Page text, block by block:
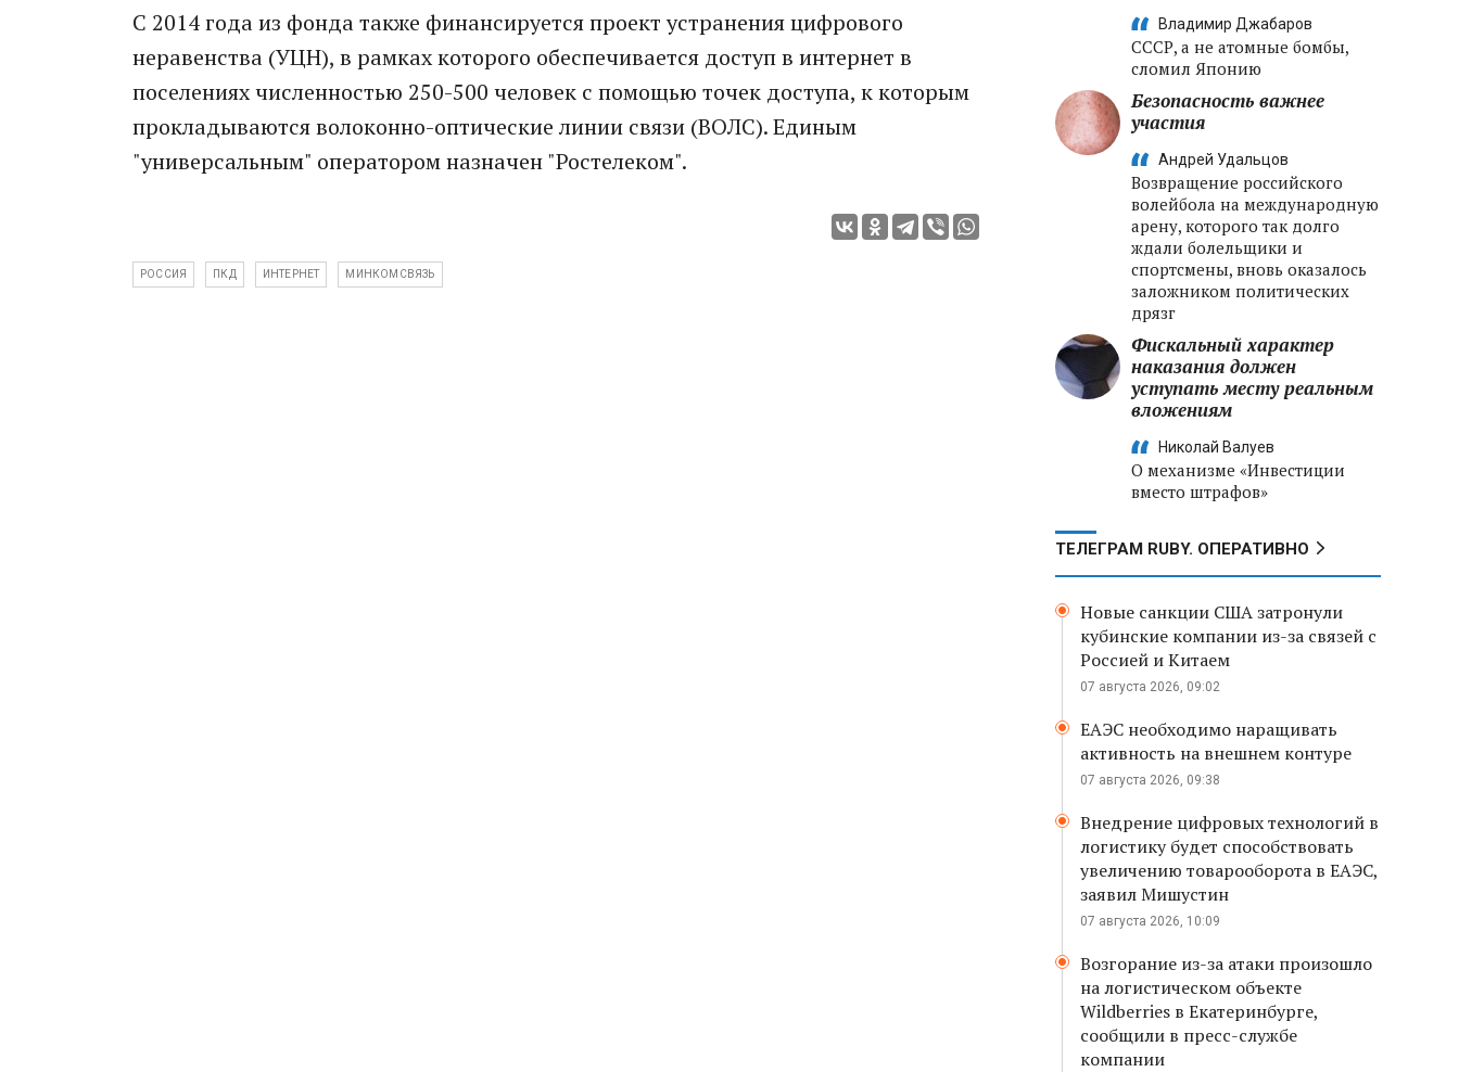
С 2014 года из фонда также финансируется проект устранения цифрового
неравенства (УЦН), в рамках которого обеспечивается доступ в интернет в
поселениях численностью 250-500 человек с помощью точек доступа, к которым
прокладываются волоконно-оптические линии связи (ВОЛС). Единым
"универсальным" оператором назначен "Ростелеком".
РОССИЯ ПКД ИНТЕРНЕТ МИНКОМСВЯЗЬ
Владимир Джабаров
СССР, а не атомные бомбы,
сломил Японию
Безопасность важнее
участия
Андрей Удальцов
Возвращение российского
волейбола на международную
арену, которого так долго
ждали болельщики и
спортсмены, вновь оказалось
заложником политических
дрязг
Фискальный характер
наказания должен
уступать месту реальным
вложениям
Николай Валуев
О механизме «Инвестиции
вместо штрафов»
ТЕЛЕГРАМ RUBY. ОПЕРАТИВНО
Новые санкции США затронули
кубинские компании из-за связей с
Россией и Китаем
07 августа 2026, 09:02
ЕАЭС необходимо наращивать
активность на внешнем контуре
07 августа 2026, 09:38
Внедрение цифровых технологий в
логистику будет способствовать
увеличению товарооборота в ЕАЭС,
заявил Мишустин
07 августа 2026, 10:09
Возгорание из-за атаки произошло
на логистическом объекте
Wildberries в Екатеринбурге,
сообщили в пресс-службе
компании